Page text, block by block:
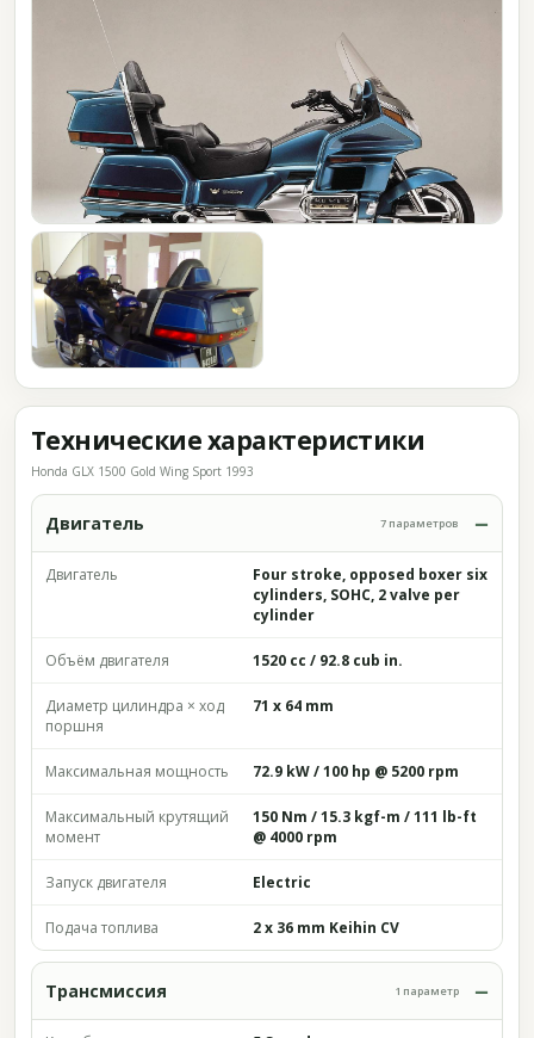
Технические характеристики
Honda GLX 1500 Gold Wing Sport 1993
Двигатель 7 параметров
Двигатель
Four stroke, opposed boxer six
cylinders, SOHC, 2 valve per
cylinder
Объём двигателя 1520 cc / 92.8 cub in.
Диаметр цилиндра × ход
поршня
71 x 64 mm
Максимальная мощность 72.9 kW / 100 hp @ 5200 rpm
Максимальный крутящий
момент
150 Nm / 15.3 kgf-m / 111 lb-ft
@ 4000 rpm
Запуск двигателя Electric
Подача топлива 2 x 36 mm Keihin CV
Трансмиссия 1 параметр